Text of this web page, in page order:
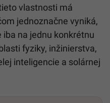
vlastnosti má
jednoznačne vyniká,
na jednu konkrétnu
fyziky, inžinierstva,
inteligencie a solárnej